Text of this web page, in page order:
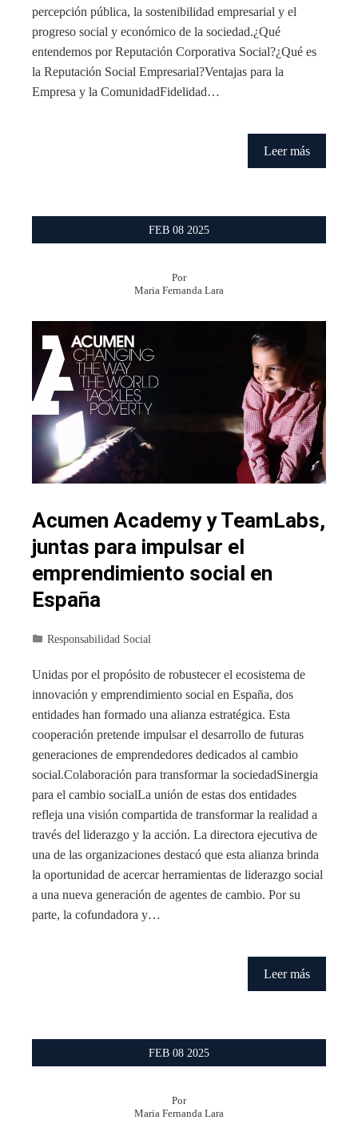
percepción pública, la sostenibilidad empresarial y el
progreso social y económico de la sociedad.¿Qué
entendemos por Reputación Corporativa Social?¿Qué es
la Reputación Social Empresarial?Ventajas para la
Empresa y la ComunidadFidelidad…
Leer más
FEB 08 2025
Por
Maria Fernanda Lara
Acumen Academy y TeamLabs,
juntas para impulsar el
emprendimiento social en
España
Responsabilidad Social
Unidas por el propósito de robustecer el ecosistema de
innovación y emprendimiento social en España, dos
entidades han formado una alianza estratégica. Esta
cooperación pretende impulsar el desarrollo de futuras
generaciones de emprendedores dedicados al cambio
social.Colaboración para transformar la sociedadSinergia
para el cambio socialLa unión de estas dos entidades
refleja una visión compartida de transformar la realidad a
través del liderazgo y la acción. La directora ejecutiva de
una de las organizaciones destacó que esta alianza brinda
la oportunidad de acercar herramientas de liderazgo social
a una nueva generación de agentes de cambio. Por su
parte, la cofundadora y…
Leer más
FEB 08 2025
Por
Maria Fernanda Lara